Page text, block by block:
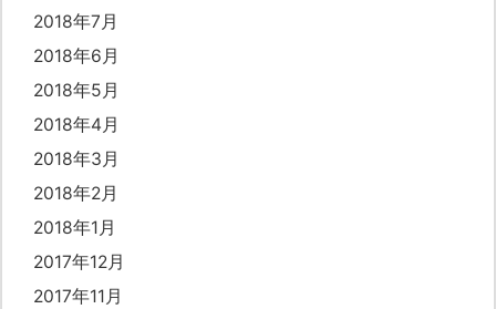
2018年7月
2018年6月
2018年5月
2018年4月
2018年3月
2018年2月
2018年1月
2017年12月
2017年11月